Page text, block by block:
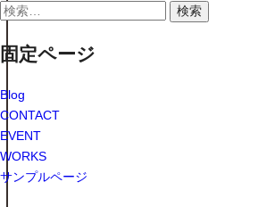
検
固定ページ
Blog
CONTACT
EVENT
WORKS
サンプルページ